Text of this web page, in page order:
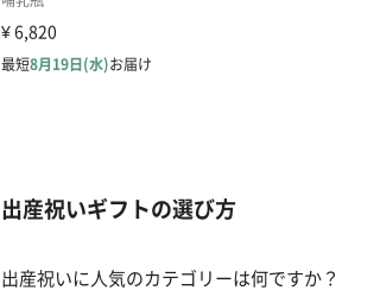
出産祝いギフトの選び方
出産祝いに人気のカテゴリーは何ですか？